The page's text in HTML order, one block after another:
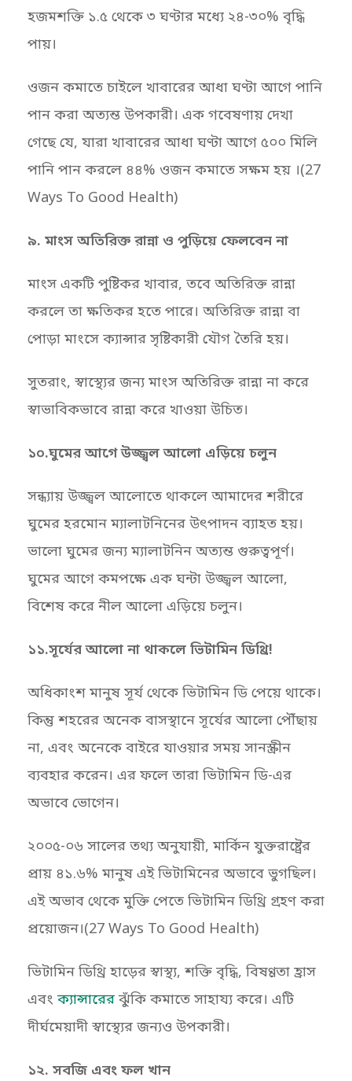
হজমশক্তি ১.৫ থেকে ৩ ঘণ্টার মধ্যে ২৪-৩০% বৃদ্ধি
পায়।
ওজন কমাতে চাইলে খাবারের আধা ঘণ্টা আগে পানি
পান করা অত্যন্ত উপকারী। এক গবেষণায় দেখা
গেছে যে, যারা খাবারের আধা ঘণ্টা আগে ৫০০ মিলি
পানি পান করলে ৪৪% ওজন কমাতে সক্ষম হয় ।(27
Ways To Good Health)
৯. মাংস অতিরিক্ত রান্না ও পুড়িয়ে ফেলবেন না
মাংস একটি পুষ্টিকর খাবার, তবে অতিরিক্ত রান্না
করলে তা ক্ষতিকর হতে পারে। অতিরিক্ত রান্না বা
পোড়া মাংসে ক্যান্সার সৃষ্টিকারী যৌগ তৈরি হয়।
সুতরাং, স্বাস্থ্যের জন্য মাংস অতিরিক্ত রান্না না করে
স্বাভাবিকভাবে রান্না করে খাওয়া উচিত।
১০.ঘুমের আগে উজ্জ্বল আলো এড়িয়ে চলুন
সন্ধ্যায় উজ্জ্বল আলোতে থাকলে আমাদের শরীরে
ঘুমের হরমোন ম্যালাটনিনের উৎপাদন ব্যাহত হয়।
ভালো ঘুমের জন্য ম্যালাটনিন অত্যন্ত গুরুত্বপূর্ণ।
ঘুমের আগে কমপক্ষে এক ঘন্টা উজ্জ্বল আলো,
বিশেষ করে নীল আলো এড়িয়ে চলুন।
১১.সূর্যের আলো না থাকলে ভিটামিন ডিথ্রি!
অধিকাংশ মানুষ সূর্য থেকে ভিটামিন ডি পেয়ে থাকে।
কিন্তু শহরের অনেক বাসস্থানে সূর্যের আলো পৌঁছায়
না, এবং অনেকে বাইরে যাওয়ার সময় সানস্ক্রীন
ব্যবহার করেন। এর ফলে তারা ভিটামিন ডি-এর
অভাবে ভোগেন।
২০০৫-০৬ সালের তথ্য অনুযায়ী, মার্কিন যুক্তরাষ্ট্রের
প্রায় ৪১.৬% মানুষ এই ভিটামিনের অভাবে ভুগছিল।
এই অভাব থেকে মুক্তি পেতে ভিটামিন ডিথ্রি গ্রহণ করা
প্রয়োজন।(27 Ways To Good Health)
ভিটামিন ডিথ্রি হাড়ের স্বাস্থ্য, শক্তি বৃদ্ধি, বিষণ্ণতা হ্রাস
এবং ক্যান্সারেরঝুঁকি কমাতে সাহায্য করে। এটি
দীর্ঘমেয়াদী স্বাস্থ্যের জন্যও উপকারী।
১২. সবজি এবং ফল খান